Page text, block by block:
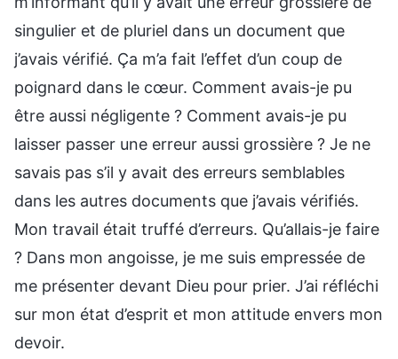
singulier et de pluriel dans un document que
j’avais vérifié. Ça m’a fait l’effet d’un coup de
poignard dans le cœur. Comment avais-je pu
être aussi négligente ? Comment avais-je pu
laisser passer une erreur aussi grossière ? Je ne
savais pas s’il y avait des erreurs semblables
dans les autres documents que j’avais vérifiés.
Mon travail était truffé d’erreurs. Qu’allais-je faire
? Dans mon angoisse, je me suis empressée de
me présenter devant Dieu pour prier. J’ai réfléchi
sur mon état d’esprit et mon attitude envers mon
devoir.